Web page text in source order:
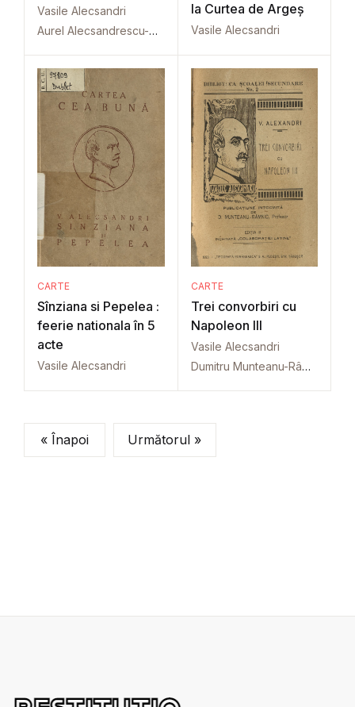
Vasile Alecsandri
Aurel Alecsandrescu-Dorna
la Curtea de Argeș
Vasile Alecsandri
CARTE
Sînziana si Pepelea :
feerie nationala în 5
acte
Vasile Alecsandri
CARTE
Trei convorbiri cu
Napoleon III
Vasile Alecsandri
Dumitru Munteanu-Râmnic
« Înapoi Următorul »